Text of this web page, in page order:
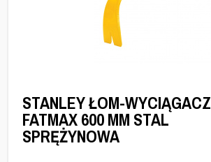
STANLEY ŁOM-WYCIĄGACZ
FATMAX 600 MM STAL
SPRĘŻYNOWA